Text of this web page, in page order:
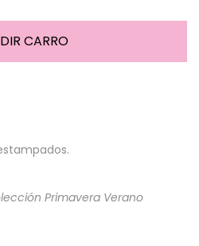
Primavera Verano